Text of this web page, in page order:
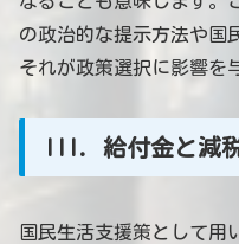
の政治的な提示方法や国
それが政策選択に影響を
III. 給付金と減
国民生活支援策として用